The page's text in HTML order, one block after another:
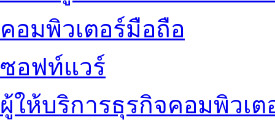
คอมพิวเตอร์มือถือ
ซอฟท์แวร์
ผู้ให้บริการธุรกิจคอมพิวเต